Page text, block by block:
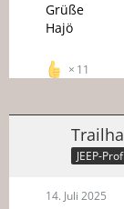
Grüße
Hajö
11
JEEP-Profi
14. Juli 2025